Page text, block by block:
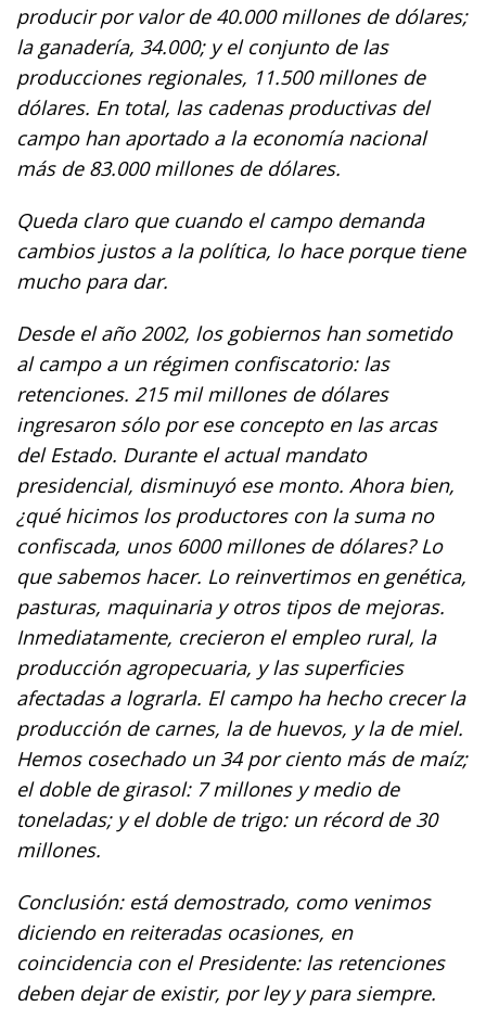
producir por valor de 40.000 millones de dólares;
la ganadería, 34.000; y el conjunto de las
producciones regionales, 11.500 millones de
dólares. En total, las cadenas productivas del
campo han aportado a la economía nacional
más de 83.000 millones de dólares.
Queda claro que cuando el campo demanda
cambios justos a la política, lo hace porque tiene
mucho para dar.
Desde el año 2002, los gobiernos han sometido
al campo a un régimen confiscatorio: las
retenciones. 215 mil millones de dólares
ingresaron sólo por ese concepto en las arcas
del Estado. Durante el actual mandato
presidencial, disminuyó ese monto. Ahora bien,
¿qué hicimos los productores con la suma no
confiscada, unos 6000 millones de dólares? Lo
que sabemos hacer. Lo reinvertimos en genética,
pasturas, maquinaria y otros tipos de mejoras.
Inmediatamente, crecieron el empleo rural, la
producción agropecuaria, y las superficies
afectadas a lograrla. El campo ha hecho crecer la
producción de carnes, la de huevos, y la de miel.
Hemos cosechado un 34 por ciento más de maíz;
el doble de girasol: 7 millones y medio de
toneladas; y el doble de trigo: un récord de 30
millones.
Conclusión: está demostrado, como venimos
diciendo en reiteradas ocasiones, en
coincidencia con el Presidente: las retenciones
deben dejar de existir, por ley y para siempre.